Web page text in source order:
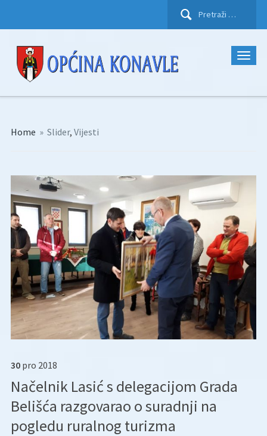
Pretraži:
Home » Slider, Vijesti
30 pro 2018
Načelnik Lasić s delegacijom Grada
Belišća razgovarao o suradnji na
pogledu ruralnog turizma